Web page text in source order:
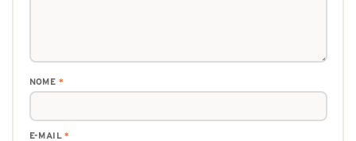
NOME *
E-MAIL*